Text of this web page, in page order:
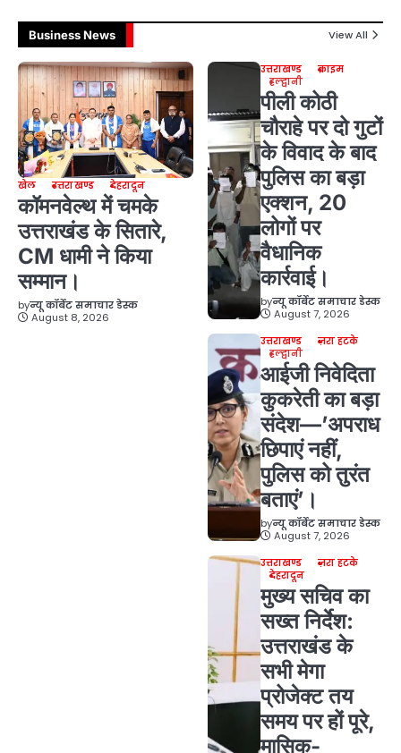
Business News View All
खेल उत्तराखण्ड देहरादून
कॉमनवेल्थ में चमके
उत्तराखंड के सितारे,
CM धामी ने किया
सम्मान।
byन्यू कॉर्बेट समाचार डेस्क
August 8, 2026
उत्तराखण्ड
क्राइम
हल्द्वानी
पीली कोठी
चौराहे पर दो गुटों
के विवाद के बाद
पुलिस का बड़ा
एक्शन, 20
लोगों पर
वैधानिक
कार्रवाई।
byन्यू कॉर्बेट समाचार डेस्क
August 7, 2026
उत्तराखण्ड
ज़रा हटके
हल्द्वानी
आईजी निवेदिता
कुकरेती का बड़ा
संदेश—’अपराध
छिपाएं नहीं,
पुलिस को तुरंत
बताएं’।
byन्यू कॉर्बेट समाचार डेस्क
August 7, 2026
उत्तराखण्ड
ज़रा हटके
देहरादून
मुख्य सचिव का
सख्त निर्देश:
उत्तराखंड के
सभी मेगा
प्रोजेक्ट तय
समय पर हों पूरे,
मासिक-